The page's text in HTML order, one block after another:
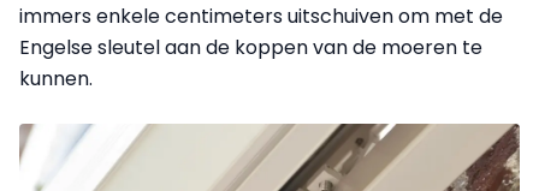
immers enkele centimeters uitschuiven om met de
Engelse sleutel aan de koppen van de moeren te
kunnen.